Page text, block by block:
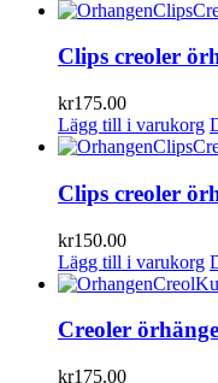
Clips creoler
kr175.00
Lägg till i varukorg
Clips creoler
kr150.00
Lägg till i varukorg
Creoler
kr175.00